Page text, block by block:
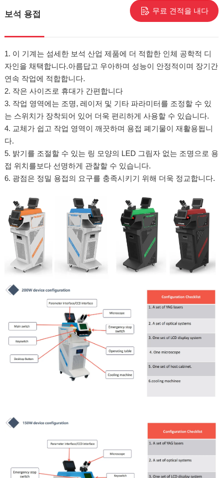
보석 용접 무료 견적을 내다
1. 이 기계는 섬세한 보석 산업 제품에 더 적합한 인체 공학적 디
자인을 채택합니다.아름답고 우아하며 성능이 안정적이며 장기간
연속 작업에 적합합니다.
2. 작은 사이즈로 휴대가 간편합니다
3. 작업 영역에는 조명, 레이저 및 기타 파라미터를 조정할 수 있
는 스위치가 장착되어 있어 더욱 편리하게 사용할 수 있습니다.
4. 교체가 쉽고 작업 영역이 깨끗하며 용접 폐기물이 재활용됩니
다.
5. 밝기를 조절할 수 있는 링 모양의 LED 그림자 없는 조명으로 용
접 위치를보다 선명하게 관찰할 수 있습니다.
6. 광점은 정밀 용접의 요구를 충족시키기 위해 더욱 정교합니다.